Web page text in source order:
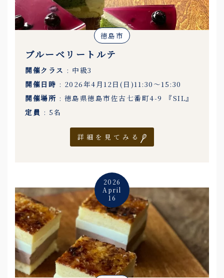
徳島市
ブルーベリートルテ
開催クラス : 中級3
開催日時 : 2026年4月12日(日)11:30〜15:30
開催場所 : 徳島県徳島市佐古七番町4-9 『SIL』
定員 : 5名
詳細を見てみる
2026
April
16